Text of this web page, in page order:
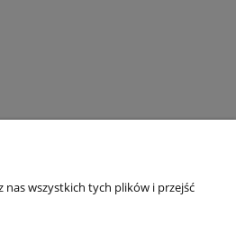
wszystkich tych plików i przejść